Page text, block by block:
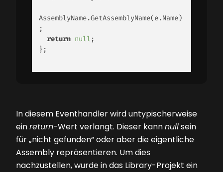
AssemblyName.GetAssemblyName(e.Name)
;
return null ;
};
In diesem Eventhandler wird untypischerweise
einreturn-Wert verlangt. Dieser kannnullsein
für „nicht gefunden“ oder aber die eigentliche
Assembly repräsentieren. Um dies
nachzustellen, wurde in das Library-Projekt ein